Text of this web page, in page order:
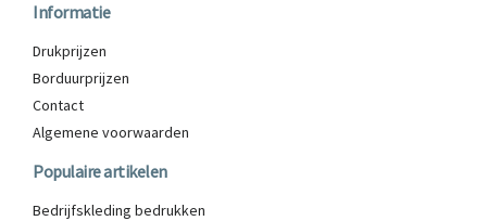
Informatie
Drukprijzen
Borduurprijzen
Contact
Algemene voorwaarden
Populaire artikelen
Bedrijfskleding bedrukken